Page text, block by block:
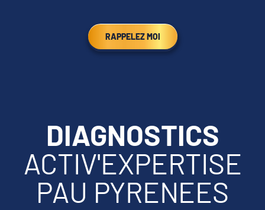
RAPPELEZ MOI
DIAGNOSTICS
ACTIV'EXPERTISE
PAU PYRENEES